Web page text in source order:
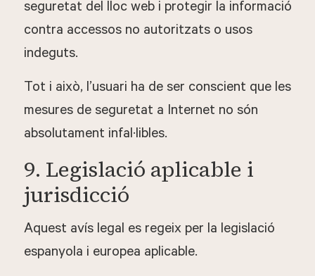
seguretat del lloc web i protegir la informació
contra accessos no autoritzats o usos
indeguts.
Tot i això, l’usuari ha de ser conscient que les
mesures de seguretat a Internet no són
absolutament infal·libles.
9. Legislació aplicable i
jurisdicció
Aquest avís legal es regeix per la legislació
espanyola i europea aplicable.